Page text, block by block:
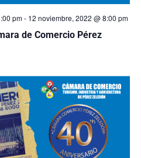
de Comercio Pérez
pm- 12 noviembre, 2022 @ 8:00 pm